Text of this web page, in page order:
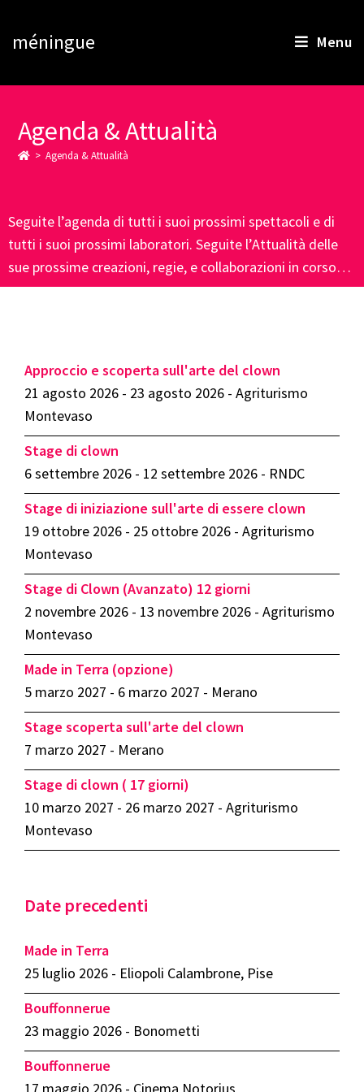
méningue Menu
Agenda & Attualità
> Agenda & Attualità
Seguite l’agenda di tutti i suoi prossimi spettacoli e di
tutti i suoi prossimi laboratori. Seguite l’Attualità delle
sue prossime creazioni, regie, e collaborazioni in corso…
Approccio e scoperta sull'arte del clown
21 agosto 2026 - 23 agosto 2026 - Agriturismo
Montevaso
Stage di clown
6 settembre 2026 - 12 settembre 2026 - RNDC
Stage di iniziazione sull'arte di essere clown
19 ottobre 2026 - 25 ottobre 2026 - Agriturismo
Montevaso
Stage di Clown (Avanzato) 12 giorni
2 novembre 2026 - 13 novembre 2026 - Agriturismo
Montevaso
Made in Terra (opzione)
5 marzo 2027 - 6 marzo 2027 - Merano
Stage scoperta sull'arte del clown
7 marzo 2027 - Merano
Stage di clown ( 17 giorni)
10 marzo 2027 - 26 marzo 2027 - Agriturismo
Montevaso
Date precedenti
Made in Terra
25 luglio 2026 - Eliopoli Calambrone, Pise
Bouffonnerue
23 maggio 2026 - Bonometti
Bouffonnerue